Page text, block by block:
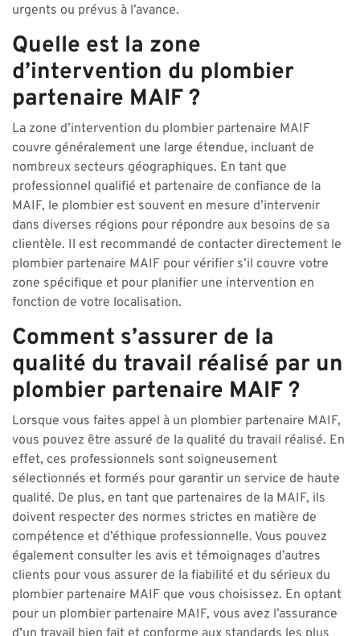
urgents ou prévus à l’avance.
Quelle est la zone
d’intervention du plombier
partenaire MAIF ?
La zone d’intervention du plombier partenaire MAIF
couvre généralement une large étendue, incluant de
nombreux secteurs géographiques. En tant que
professionnel qualifié et partenaire de confiance de la
MAIF, le plombier est souvent en mesure d’intervenir
dans diverses régions pour répondre aux besoins de sa
clientèle. Il est recommandé de contacter directement le
plombier partenaire MAIF pour vérifier s’il couvre votre
zone spécifique et pour planifier une intervention en
fonction de votre localisation.
Comment s’assurer de la
qualité du travail réalisé par un
plombier partenaire MAIF ?
Lorsque vous faites appel à un plombier partenaire MAIF,
vous pouvez être assuré de la qualité du travail réalisé. En
effet, ces professionnels sont soigneusement
sélectionnés et formés pour garantir un service de haute
qualité. De plus, en tant que partenaires de la MAIF, ils
doivent respecter des normes strictes en matière de
compétence et d’éthique professionnelle. Vous pouvez
également consulter les avis et témoignages d’autres
clients pour vous assurer de la fiabilité et du sérieux du
plombier partenaire MAIF que vous choisissez. En optant
pour un plombier partenaire MAIF, vous avez l’assurance